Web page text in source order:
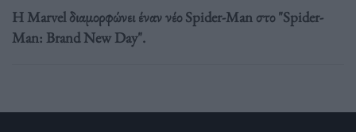
Η Marvel διαμορφώνει έναν νέο Spider-Man στο "Spider-
Man: Brand New Day".